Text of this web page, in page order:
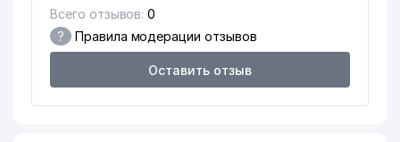
АГЕНТСТВО УЗБЕКИСТАНА
(УзА)
ГОСУДАРСТВЕННЫЙ МУЗЕЙ
Всего отзывов: 0
? Правила модерации отзывов
Оставить отзыв